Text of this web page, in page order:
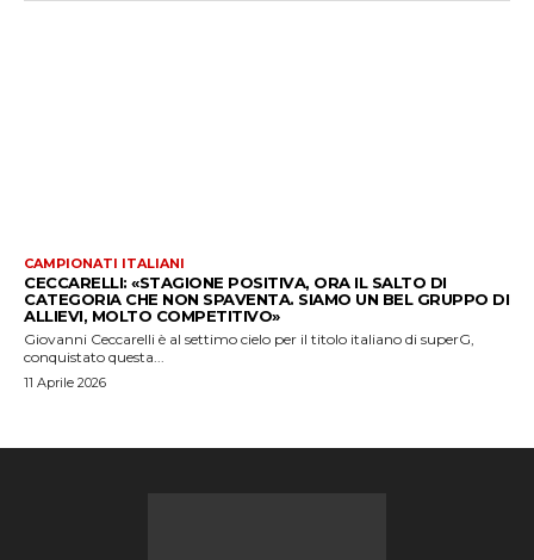
CAMPIONATI ITALIANI
CECCARELLI: «STAGIONE POSITIVA, ORA IL SALTO DI
CATEGORIA CHE NON SPAVENTA. SIAMO UN BEL GRUPPO DI
ALLIEVI, MOLTO COMPETITIVO»
Giovanni Ceccarelli è al settimo cielo per il titolo italiano di superG,
conquistato questa...
11 Aprile 2026